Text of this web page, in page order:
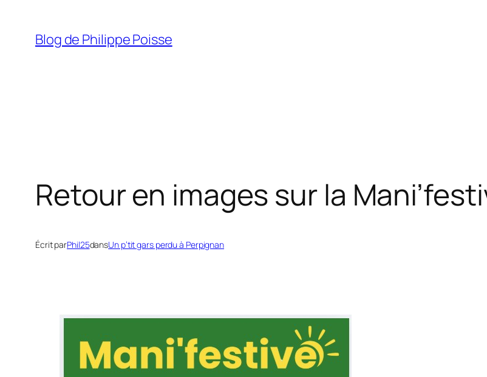
contenu
Blog de Philippe Poisse
Retour en images sur la
Écrit parPhil25dansUn p’tit gars perdu à Perpignan